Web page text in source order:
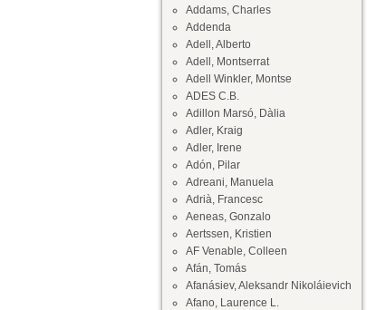
Addams, Charles
Addenda
Adell, Alberto
Adell, Montserrat
Adell Winkler, Montse
ADES C.B.
Adillon Marsó, Dàlia
Adler, Kraig
Adler, Irene
Adón, Pilar
Adreani, Manuela
Adrià, Francesc
Aeneas, Gonzalo
Aertssen, Kristien
AF Venable, Colleen
Afán, Tomás
Afanásiev, Aleksandr Nikoláievich
Afano, Laurence L.